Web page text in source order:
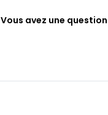
Vous avez une